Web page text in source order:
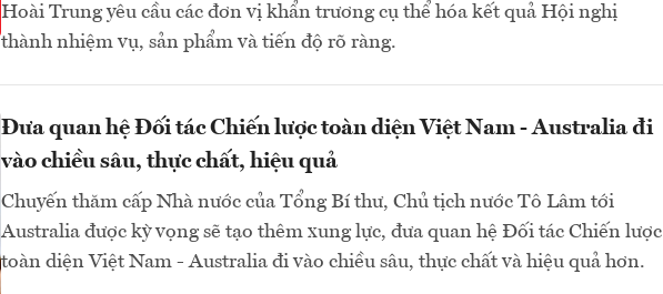
Hoài Trung yêu cầu các đơn vị khẩn trương cụ thể hóa kết quả Hội nghị
thành nhiệm vụ, sản phẩm và tiến độ rõ ràng.
Đưa quan hệ Đối tác Chiến lược toàn diện Việt Nam - Australia đi
vào chiều sâu, thực chất, hiệu quả
Chuyến thăm cấp Nhà nước của Tổng Bí thư, Chủ tịch nước Tô Lâm tới
Australia được kỳ vọng sẽ tạo thêm xung lực, đưa quan hệ Đối tác Chiến lược
toàn diện Việt Nam - Australia đi vào chiều sâu, thực chất và hiệu quả hơn.